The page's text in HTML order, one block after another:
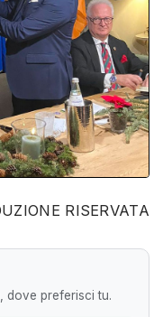
RISERVATA
dove preferisci tu.